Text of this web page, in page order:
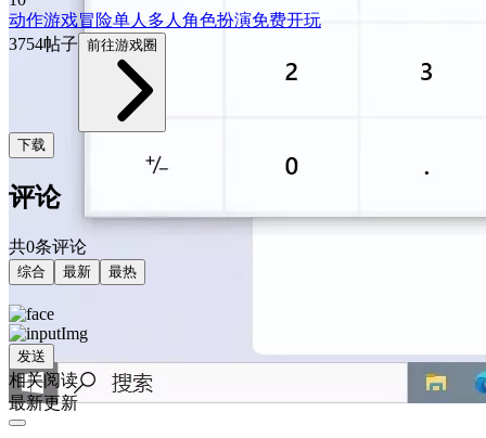
动作游戏冒险单人 多人角色扮演免费开玩
3754帖子 前往游戏圈
下载
评论
共0条评论
综合 最新 最热
发送
相关阅读
最新更新